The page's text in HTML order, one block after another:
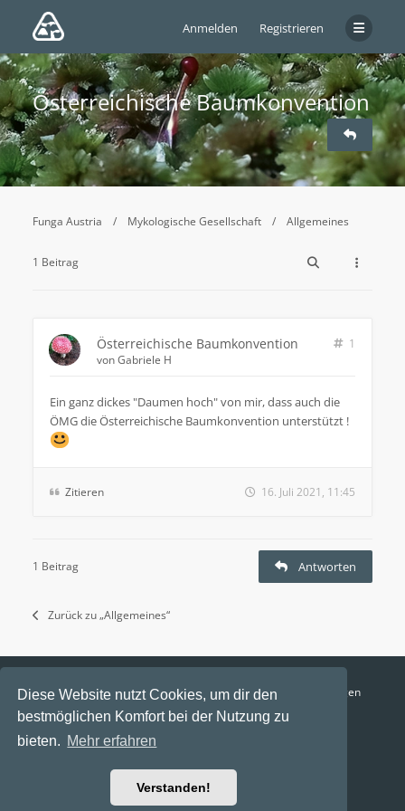
Diese Website nutzt Cookies, um dir den
bestmöglichen Komfort bei der Nutzung zu
bieten. Mehr erfahren
Verstanden!
Anmelden Registrieren
Österreichische Baumkonvention
Funga Austria Mykologische Gesellschaft Allgemeines
1 Beitrag
Österreichische Baumkonvention
1
vonGabriele H
Ein ganz dickes "Daumen hoch" von mir, dass auch die
ÖMG die Österreichische Baumkonvention unterstützt !
Zitieren 16. Juli 2021, 11:45
1 Beitrag Antworten
Zurück zu „Allgemeines“
Funga Austria FAQ Datenschutz
Nutzungsbedingungen
Alle Zeiten sind UTC+02:00
Aktuelle Zeit: 8. August 2026, 17:54
Powered byphpBB® Forum Software © phpBB Limited
Ravaio Theme by